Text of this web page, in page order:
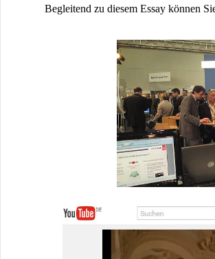
Begleitend zu diesem Essay können